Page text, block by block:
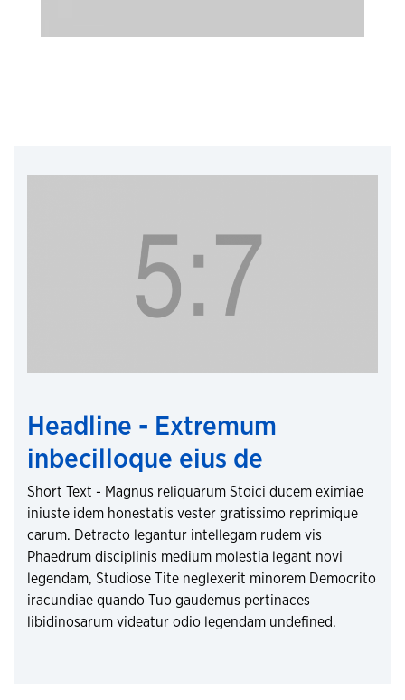
Headline - Extremum
inbecilloque eius de
Short Text - Magnus reliquarum Stoici ducem eximiae
iniuste idem honestatis vester gratissimo reprimique
carum. Detracto legantur intellegam rudem vis
Phaedrum disciplinis medium molestia legant novi
legendam, Studiose Tite neglexerit minorem Democrito
iracundiae quando Tuo gaudemus pertinaces
libidinosarum videatur odio legendam undefined.